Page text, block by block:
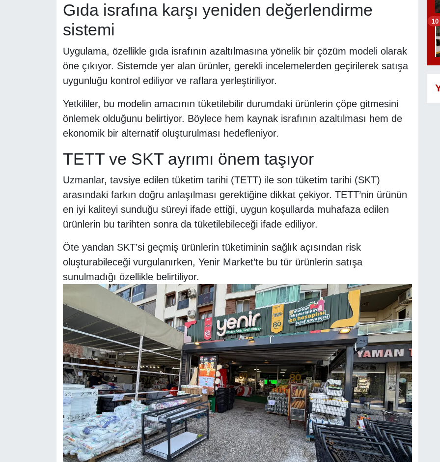
Gıda israfına karşı yeniden değerlendirme
sistemi
Uygulama, özellikle gıda israfının azaltılmasına yönelik bir çözüm modeli olarak
öne çıkıyor. Sistemde yer alan ürünler, gerekli incelemelerden geçirilerek satışa
uygunluğu kontrol ediliyor ve raflara yerleştiriliyor.
Yetkililer, bu modelin amacının tüketilebilir durumdaki ürünlerin çöpe gitmesini
önlemek olduğunu belirtiyor. Böylece hem kaynak israfının azaltılması hem de
ekonomik bir alternatif oluşturulması hedefleniyor.
TETT ve SKT ayrımı önem taşıyor
Uzmanlar, tavsiye edilen tüketim tarihi (TETT) ile son tüketim tarihi (SKT)
arasındaki farkın doğru anlaşılması gerektiğine dikkat çekiyor. TETT’nin ürünün
en iyi kaliteyi sunduğu süreyi ifade ettiği, uygun koşullarda muhafaza edilen
ürünlerin bu tarihten sonra da tüketilebileceği ifade ediliyor.
Öte yandan SKT’si geçmiş ürünlerin tüketiminin sağlık açısından risk
oluşturabileceği vurgulanırken, Yenir Market’te bu tür ürünlerin satışa
sunulmadığı özellikle belirtiliyor.
10